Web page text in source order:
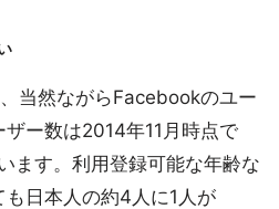
当然ながらFacebookのユー
ー数は2014年11月時点で
ます。利用登録可能な年齢な
日本人の約4人に1人が